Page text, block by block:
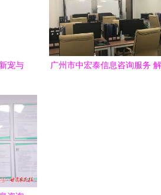
宠与
广州市中宏泰信息咨询服务